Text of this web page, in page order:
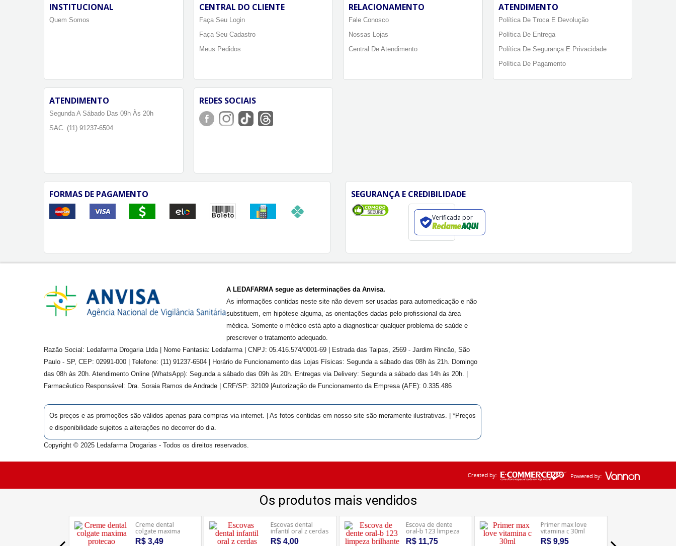
INSTITUCIONAL
Quem Somos
CENTRAL DO CLIENTE
Faça Seu Login
Faça Seu Cadastro
Meus Pedidos
RELACIONAMENTO
Fale Conosco
Nossas Lojas
Central De Atendimento
ATENDIMENTO
Política De Troca E Devolução
Política De Entrega
Política De Segurança E Privacidade
Política De Pagamento
ATENDIMENTO
Segunda A Sábado Das 09h Às 20h
SAC. (11) 91237-6504
REDES SOCIAIS
FORMAS DE PAGAMENTO SEGURANÇA E CREDIBILIDADE
Verificada por
A LEDAFARMA segue as determinações da Anvisa.
As informações contidas neste site não devem ser usadas para automedicação e não
substituem, em hipótese alguma, as orientações dadas pelo profissional da área
médica. Somente o médico está apto a diagnosticar qualquer problema de saúde e
prescrever o tratamento adequado.
Razão Social: Ledafarma Drogaria Ltda | Nome Fantasia: Ledafarma | CNPJ: 05.416.574/0001-69 | Estrada das Taipas, 2569 - Jardim Rincão, São
Paulo - SP, CEP: 02991-000 | Telefone: (11) 91237-6504 | Horário de Funcionamento das Lojas Físicas: Segunda a sábado das 08h às 21h. Domingo
das 08h às 20h. Atendimento Online (WhatsApp): Segunda a sábado das 09h às 20h. Entregas via Delivery: Segunda a sábado das 14h às 20h. |
Farmacêutico Responsável: Dra. Soraia Ramos de Andrade | CRF/SP: 32109 |Autorização de Funcionamento da Empresa (AFE): 0.335.486
Os preços e as promoções são válidos apenas para compras via internet. | As fotos contidas em nosso site são meramente ilustrativas. | *Preços
e disponibilidade sujeitos a alterações no decorrer do dia.
Copyright © 2025 Ledafarma Drogarias - Todos os direitos reservados.